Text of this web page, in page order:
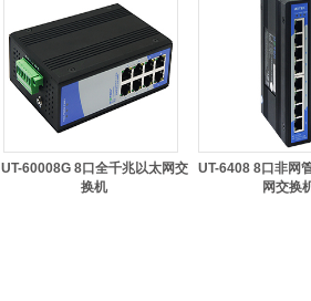
UT-60008G 8口全千兆以太网交
换机
UT-6408 8口非网
网交换